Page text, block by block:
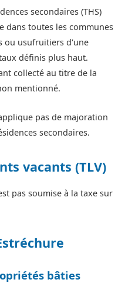
secondaires (THS)
dans toutes les communes
ou usufruitiers d'une
définis plus haut.
collecté au titre de la
mentionné.
pas de majoration
secondaires.
vacants (TLV)
pas soumise à la taxe sur
bâties